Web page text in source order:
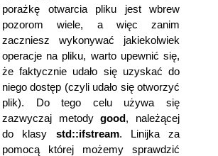
porażkę otwarcia pliku jest wbrew
pozorom wiele, a więc zanim
zaczniesz wykonywać jakiekolwiek
operacje na pliku, warto upewnić się,
że faktycznie udało się uzyskać do
niego dostęp (czyli udało się otworzyć
plik). Do tego celu używa się
zazwyczaj metodygood , należącej
do klasy std::ifstream. Linijka za
pomocą której możemy sprawdzić